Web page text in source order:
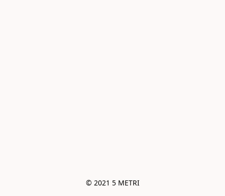
© 2021 5 METRI